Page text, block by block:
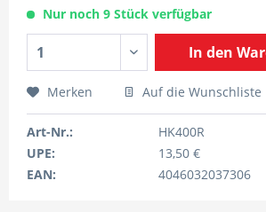
Nur noch 9 Stück verfügbar
In den
Merken Auf die Wunschliste
Art-Nr.:
HK400R
UPE:
13,50 €
EAN:
4046032037306